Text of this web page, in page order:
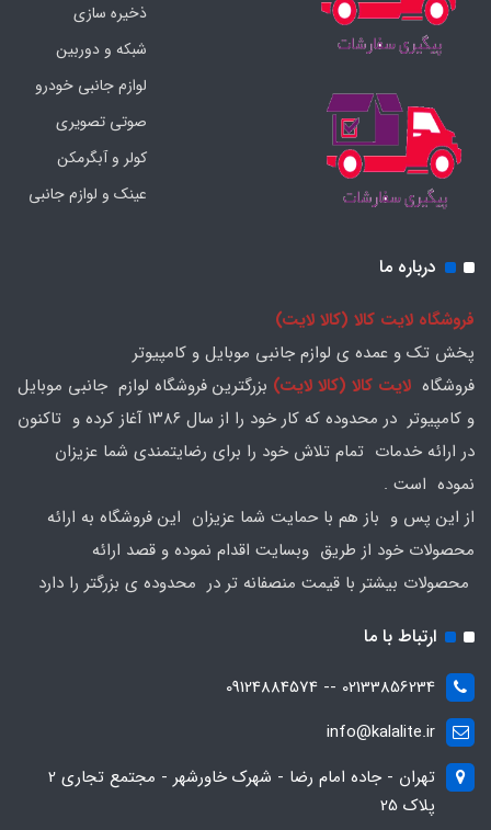
ذخیره سازی
شبکه و دوربین
لوازم جانبی خودرو
صوتی تصویری
کولر و آبگرمکن
عینک و لوازم جانبی
درباره ما
فروشگاه لایت کالا (کالا لایت)
پخش تک و عمده ی لوازم جانبی موبایل و کامپیوتر
فروشگاه لایت کالا (کالا لایت) بزرگترین فروشگاه لوازم جانبی موبایل
و کامپیوتر در محدوده که کار خود را از سال ۱۳۸۶ آغاز کرده و تاکنون
در ارائه خدمات تمام تلاش خود را برای رضایتمندی شما عزیزان
نموده است .
از این پس و باز هم با حمایت شما عزیزان این فروشگاه به ارائه
محصولات خود از طریق وبسایت اقدام نموده و قصد ارائه
محصولات بیشتر با قیمت منصفانه تر در محدوده ی بزرگتر را دارد
ارتباط با ما
02133856234 -- 09124884574
info@kalalite.ir
تهران - جاده امام رضا - شهرک خاورشهر - مجتمع تجاری 2
پلاک 25